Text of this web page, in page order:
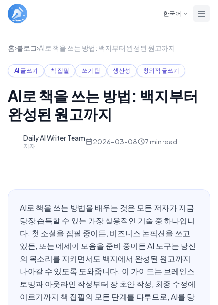
한국어
홈›블로그›AI로 책을 쓰는 방법: 백지부터 완성된 원고까지
AI 글쓰기 책 집필 쓰기 팁 생산성 창의적 글쓰기
AI로 책을 쓰는 방법: 백지부터
완성된 원고까지
Daily AI Writer Team
저자
2026-03-08 7 min read
AI로 책을 쓰는 방법을 배우는 것은 모든 저자가 지금
당장 습득할 수 있는 가장 실용적인 기술 중 하나입니
다. 첫 소설을 집필 중이든, 비즈니스 논픽션을 쓰고
있든, 또는 에세이 모음을 준비 중이든 AI 도구는 당신
의 목소리를 지키면서도 백지에서 완성된 원고까지
나아갈 수 있도록 도와줍니다. 이 가이드는 브레인스
토밍과 아웃라인 작성부터 장 초안 작성, 최종 수정에
이르기까지 책 집필의 모든 단계를 다루므로, AI를 당